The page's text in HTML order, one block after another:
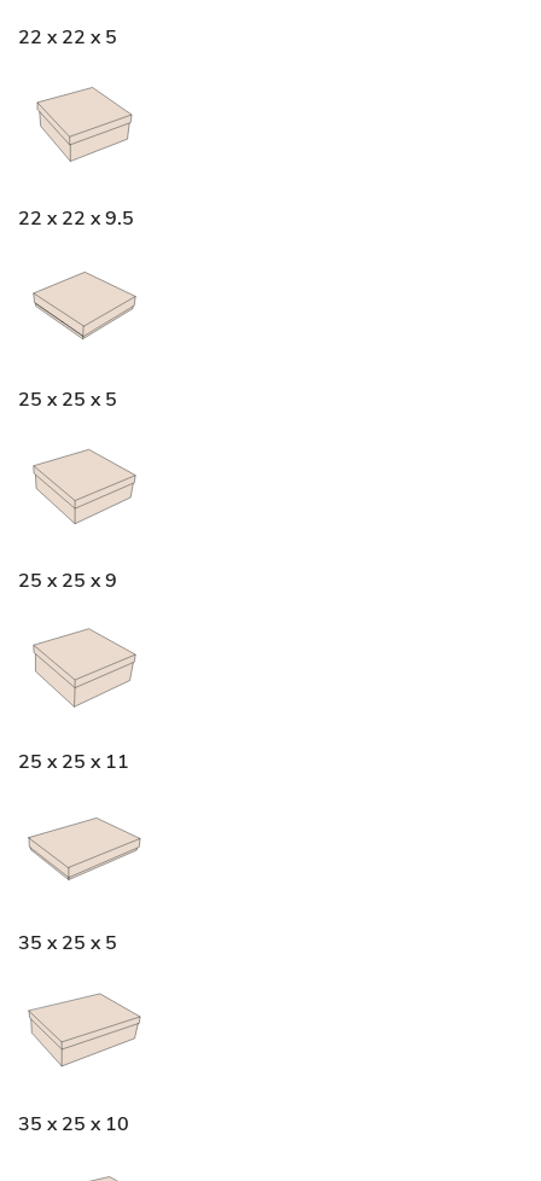
22 x 22 x 5
22 x 22 x 9.5
25 x 25 x 5
25 x 25 x 9
25 x 25 x 11
35 x 25 x 5
35 x 25 x 10